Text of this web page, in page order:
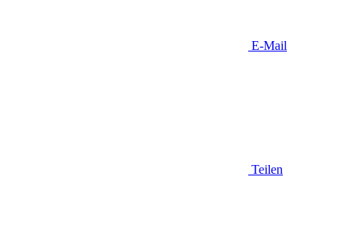
E-Mail
Teilen